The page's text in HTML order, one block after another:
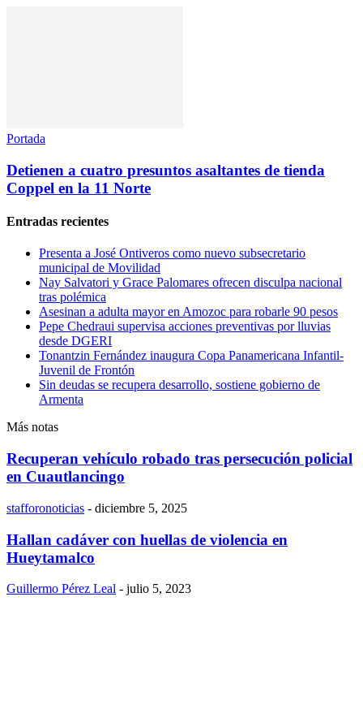
Portada
Detienen a cuatro presuntos asaltantes de tienda
Coppel en la 11 Norte
Entradas recientes
Presenta a José Ontiveros como nuevo subsecretario
municipal de Movilidad
Nay Salvatori y Grace Palomares ofrecen disculpa nacional
tras polémica
Asesinan a adulta mayor en Amozoc para robarle 90 pesos
Pepe Chedraui supervisa acciones preventivas por lluvias
desde DGERI
Tonantzin Fernández inaugura Copa Panamericana Infantil-
Juvenil de Frontón
Sin deudas se recupera desarrollo, sostiene gobierno de
Armenta
Más notas
Recuperan vehículo robado tras persecución policial
en Cuautlancingo
stafforonoticias - diciembre 5, 2025
Hallan cadáver con huellas de violencia en
Hueytamalco
Guillermo Pérez Leal - julio 5, 2023